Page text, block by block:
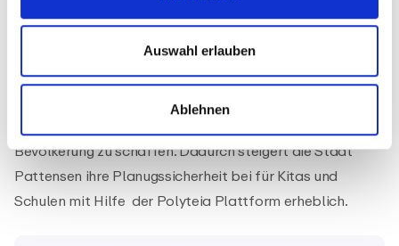
Auswahl erlauben
Ablehnen
Der Fachbereich Soziales ist in der Lage die
Bevöklerungsentwicklung durch die
Einwohnermelderegisterdaten zu antizipieren und
rechtzeitig die relevanten Kennzahlen in den politischen
Bevölkerung zu schaffen. Dadurch steigert die Stadt
Pattensen ihre Planugssicherheit bei für Kitas und
Schulen mit Hilfe der Polyteia Plattform erheblich.